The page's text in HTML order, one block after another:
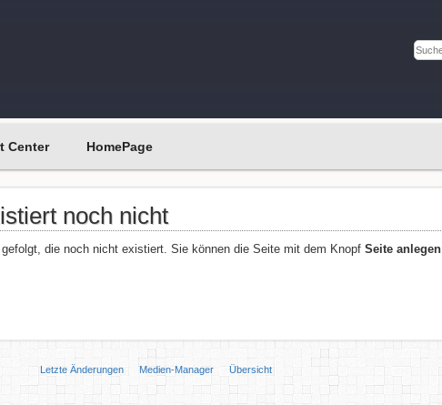
Center HomePage
noch nicht
die noch nicht existiert. Sie können die Seite mit dem KnopfSeite anlegen
Letzte Änderungen Medien-Manager Übersicht